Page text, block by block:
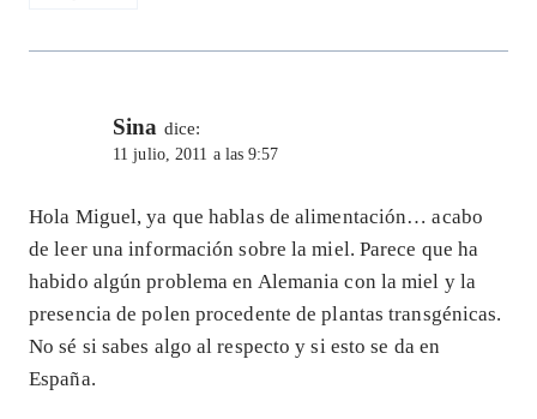
Sina dice:
11 julio, 2011 a las 9:57
Hola Miguel, ya que hablas de alimentación… acabo
de leer una información sobre la miel. Parece que ha
habido algún problema en Alemania con la miel y la
presencia de polen procedente de plantas transgénicas.
No sé si sabes algo al respecto y si esto se da en
España.